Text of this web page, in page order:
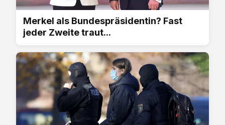
Merkel als Bundespräsidentin? Fast
jeder Zweite traut...